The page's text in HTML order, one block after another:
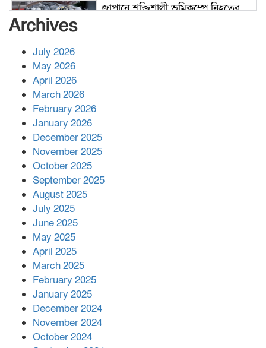
জাপানে শক্তিশালী ভূমিকম্পে নিহতের
পর ফোন তারেক রহমানের,গ্যাস সঙ্কট
Archives
July 2026
May 2026
April 2026
March 2026
February 2026
January 2026
December 2025
November 2025
October 2025
September 2025
August 2025
July 2025
June 2025
May 2025
April 2025
March 2025
February 2025
January 2025
December 2024
November 2024
October 2024